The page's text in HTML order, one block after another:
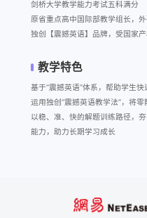
剑桥大学教学能力考试五科满分
原省重点高中国际部教学组长，
独创【震撼英语】品牌，受国家
教学特色
基于“震撼英语”体系，帮助学生
运用独创“震撼英语教学法”，将
以稳、准、快的解题训练路径，
能力，助力长期学习成长